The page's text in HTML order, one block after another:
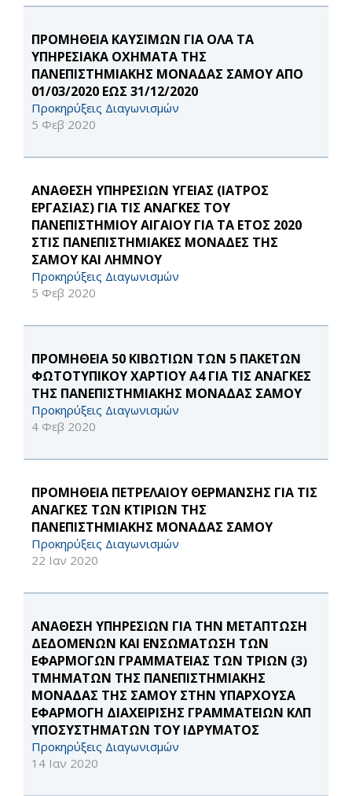
ΠΡΟΜΗΘΕΙΑ ΚΑΥΣΙΜΩΝ ΓΙΑ ΟΛΑ ΤΑ
ΥΠΗΡΕΣΙΑΚΑ ΟΧΗΜΑΤΑ ΤΗΣ
ΠΑΝΕΠΙΣΤΗΜΙΑΚΗΣ ΜΟΝΑΔΑΣ ΣΑΜΟΥ ΑΠΟ
01/03/2020 ΕΩΣ 31/12/2020
Προκηρύξεις Διαγωνισμών
5 Φεβ 2020
ΑΝΑΘΕΣΗ ΥΠΗΡΕΣΙΩΝ ΥΓΕΙΑΣ (ΙΑΤΡΟΣ
ΕΡΓΑΣΙΑΣ) ΓΙΑ ΤΙΣ ΑΝΑΓΚΕΣ ΤΟΥ
ΠΑΝΕΠΙΣΤΗΜΙΟΥ ΑΙΓΑΙΟΥ ΓΙΑ ΤΑ ΕΤΟΣ 2020
ΣΤΙΣ ΠΑΝΕΠΙΣΤΗΜΙΑΚΕΣ ΜΟΝΑΔΕΣ ΤΗΣ
ΣΑΜΟΥ ΚΑΙ ΛΗΜΝΟΥ
Προκηρύξεις Διαγωνισμών
5 Φεβ 2020
ΠΡΟΜΗΘΕΙΑ 50 ΚΙΒΩΤΙΩΝ ΤΩΝ 5 ΠΑΚΕΤΩΝ
ΦΩΤΟΤΥΠΙΚΟΥ ΧΑΡΤΙΟΥ Α4 ΓΙΑ ΤΙΣ ΑΝΑΓΚΕΣ
ΤΗΣ ΠΑΝΕΠΙΣΤΗΜΙΑΚΗΣ ΜΟΝΑΔΑΣ ΣΑΜΟΥ
Προκηρύξεις Διαγωνισμών
4 Φεβ 2020
ΠΡΟΜΗΘΕΙΑ ΠΕΤΡΕΛΑΙΟΥ ΘΕΡΜΑΝΣΗΣ ΓΙΑ ΤΙΣ
ΑΝΑΓΚΕΣ ΤΩΝ ΚΤΙΡΙΩΝ ΤΗΣ
ΠΑΝΕΠΙΣΤΗΜΙΑΚΗΣ ΜΟΝΑΔΑΣ ΣΑΜΟΥ
Προκηρύξεις Διαγωνισμών
22 Ιαν 2020
ΑΝΑΘΕΣΗ ΥΠΗΡΕΣΙΩΝ ΓΙΑ ΤΗΝ ΜΕΤΑΠΤΩΣΗ
ΔΕΔΟΜΕΝΩΝ ΚΑΙ ΕΝΣΩΜΑΤΩΣΗ ΤΩΝ
ΕΦΑΡΜΟΓΩΝ ΓΡΑΜΜΑΤΕΙΑΣ ΤΩΝ ΤΡΙΩΝ (3)
ΤΜΗΜΑΤΩΝ ΤΗΣ ΠΑΝΕΠΙΣΤΗΜΙΑΚΗΣ
ΜΟΝΑΔΑΣ ΤΗΣ ΣΑΜΟΥ ΣΤΗΝ ΥΠΑΡΧΟΥΣΑ
ΕΦΑΡΜΟΓΗ ΔΙΑΧΕΙΡΙΣΗΣ ΓΡΑΜΜΑΤΕΙΩΝ ΚΛΠ
ΥΠΟΣΥΣΤΗΜΑΤΩΝ ΤΟΥ ΙΔΡΥΜΑΤΟΣ
Προκηρύξεις Διαγωνισμών
14 Ιαν 2020